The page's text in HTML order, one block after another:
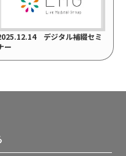
デジタル補綴セミ
ー